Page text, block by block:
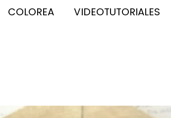
COLOREA VIDEOTUTORIALES